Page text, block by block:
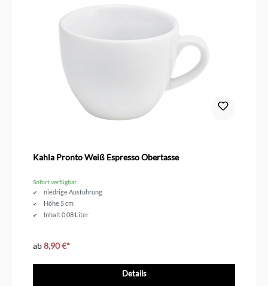
Kahla Pronto Weiß Espresso Obertasse
Sofort verfügbar
niedrige Ausführung
Höhe 5 cm
Inhalt 0,08 Liter
ab8,90 €*
Details